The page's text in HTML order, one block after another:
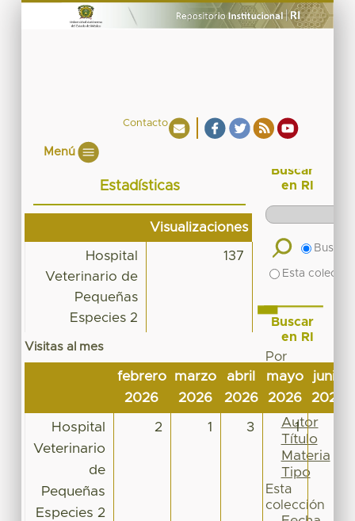
Contacto
Menú
Estadísticas
Visualizaciones
Hospital
Veterinario de
Pequeñas
Especies 2
137
Visitas al mes
febrero
2026
marzo
2026
abril
2026
mayo
2026
junio
2026
Hospital
Veterinario
de
Pequeñas
Especies 2
2 1 3 1
Buscar
en RI
Buscar
Esta
Buscar
en RI
Por
Fecha
de
publicación
Autor
Título
Materia
Tipo
Esta
colección